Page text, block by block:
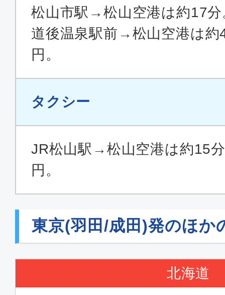
クラスJ
東京(羽田)
松山
JAL433
東京(羽田)
09:15
松山
ANA583
ファースト
東京(羽田)
07:15
松山
ファースト
松山市駅→松山空港は約17
道後温泉駅前→松山空港は約
円。
タクシー
JR松山駅→松山空港は約15
円。
東京(羽田/成田)発のほか
北海道